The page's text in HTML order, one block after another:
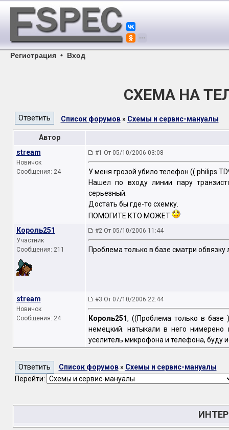
Регистрация • Вход
СХЕМА НА
Список форумов» Схемы и сервис-мануалы
Автор
stream
Новичок
Сообщения: 24
#1 От 05/10/2006 03:08
У меня грозой убило телефон (( philips
Нашел по входу линии пару
серьезный.
Достать бы где-то схемку.
ПОМОГИТЕ КТО МОЖЕТ
Король251
Участник
Сообщения: 211
#2 От 05/10/2006 11:44
Проблема только в базе сматри
stream
Новичок
Сообщения: 24
#3 От 07/10/2006 22:44
Король251, ((Проблема только в базе
немецкий. натыкали в него
уселитель микрофона и телефона, буду
Список форумов» Схемы и сервис-мануалы
Перейти: